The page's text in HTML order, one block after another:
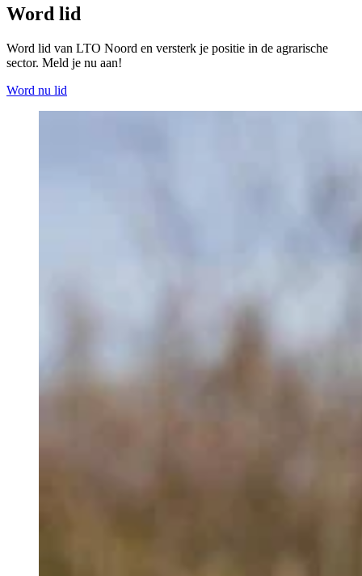
Word lid
Word lid van LTO Noord en versterk je positie in de agrarische
sector. Meld je nu aan!
Word nu lid